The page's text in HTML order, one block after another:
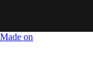
Made on